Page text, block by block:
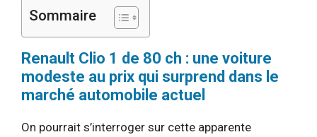
Sommaire
Renault Clio 1 de 80 ch : une voiture
modeste au prix qui surprend dans le
marché automobile actuel
On pourrait s’interroger sur cette apparente